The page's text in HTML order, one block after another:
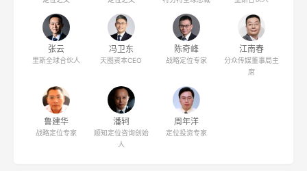
张云
里斯全球合伙人
冯卫东
天图资本CEO
陈奇峰
战略定位专家
江南春
分众传媒董事局主
席
鲁建华
战略定位专家
潘轲
顺知定位咨询创始
人
周年洋
定位投资专家